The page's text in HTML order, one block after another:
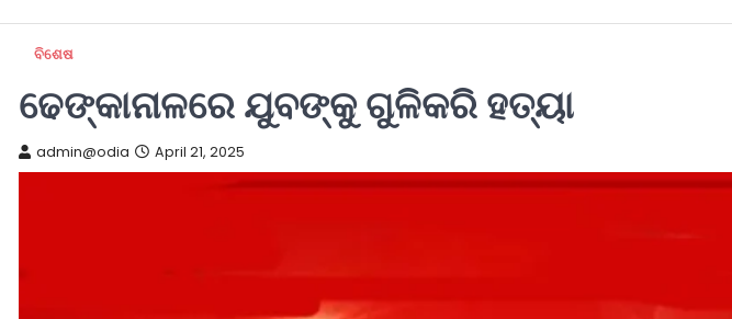
ବିଶେଷ
ଢେଙ୍କାନାଳରେ ଯୁବଙ୍କୁ ଗୁଳିକରି ହତ୍ୟା
admin@odia April 21, 2025